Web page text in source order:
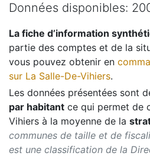
Données disponibles:
La fiche d’information
partie des comptes et de la
vous pouvez obtenir en
sur La Salle-De-Vihiers.
Les données présentées sont
par habitant ce qui permet de
Vihiers à la moyenne de la
communes de taille et de
est une classification de la